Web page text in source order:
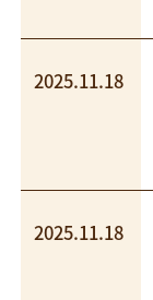
2025.11.18
2025.11.18